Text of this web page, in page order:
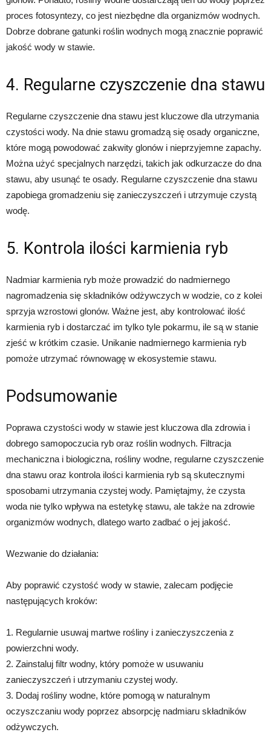
proces fotosyntezy, co jest niezbędne dla organizmów wodnych.
Dobrze dobrane gatunki roślin wodnych mogą znacznie poprawić
jakość wody w stawie.
4. Regularne czyszczenie dna stawu
Regularne czyszczenie dna stawu jest kluczowe dla utrzymania
czystości wody. Na dnie stawu gromadzą się osady organiczne,
które mogą powodować zakwity glonów i nieprzyjemne zapachy.
Można użyć specjalnych narzędzi, takich jak odkurzacze do dna
stawu, aby usunąć te osady. Regularne czyszczenie dna stawu
zapobiega gromadzeniu się zanieczyszczeń i utrzymuje czystą
wodę.
5. Kontrola ilości karmienia ryb
Nadmiar karmienia ryb może prowadzić do nadmiernego
nagromadzenia się składników odżywczych w wodzie, co z kolei
sprzyja wzrostowi glonów. Ważne jest, aby kontrolować ilość
karmienia ryb i dostarczać im tylko tyle pokarmu, ile są w stanie
zjeść w krótkim czasie. Unikanie nadmiernego karmienia ryb
pomoże utrzymać równowagę w ekosystemie stawu.
Podsumowanie
Poprawa czystości wody w stawie jest kluczowa dla zdrowia i
dobrego samopoczucia ryb oraz roślin wodnych. Filtracja
mechaniczna i biologiczna, rośliny wodne, regularne czyszczenie
dna stawu oraz kontrola ilości karmienia ryb są skutecznymi
sposobami utrzymania czystej wody. Pamiętajmy, że czysta
woda nie tylko wpływa na estetykę stawu, ale także na zdrowie
organizmów wodnych, dlatego warto zadbać o jej jakość.
Wezwanie do działania:
Aby poprawić czystość wody w stawie, zalecam podjęcie
następujących kroków:
1. Regularnie usuwaj martwe rośliny i zanieczyszczenia z
powierzchni wody.
2. Zainstaluj filtr wodny, który pomoże w usuwaniu
zanieczyszczeń i utrzymaniu czystej wody.
3. Dodaj rośliny wodne, które pomogą w naturalnym
oczyszczaniu wody poprzez absorpcję nadmiaru składników
odżywczych.